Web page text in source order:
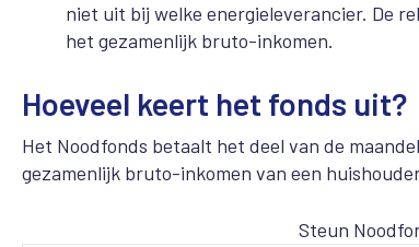
niet uit bij welke energieleverancier. De
het gezamenlijk bruto-inkomen.
Hoeveel keert het fonds uit?
Het Noodfonds betaalt het deel van de
gezamenlijk bruto-inkomen van een
Steun